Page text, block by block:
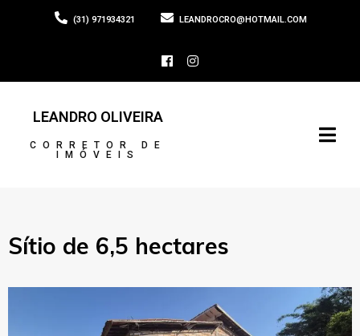
(31) 971934321 LEANDROCRO@HOTMAIL.COM
LEANDRO OLIVEIRA
CORRETOR DE
IMÓVEIS
Sítio de 6,5 hectares